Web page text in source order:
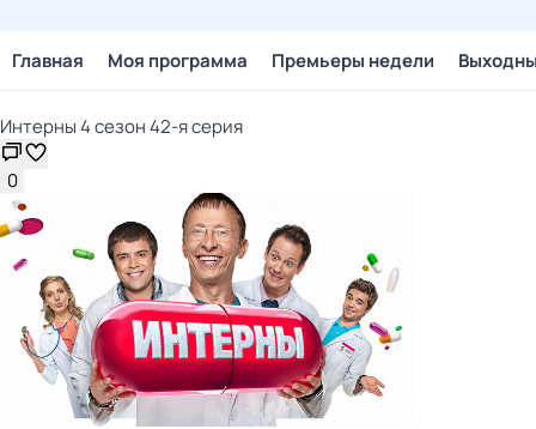
Главная Моя программа Премьеры недели
Интерны 4 сезон 42-я серия
0